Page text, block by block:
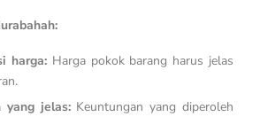
harga:Harga pokok barang harus jelas
yang jelas:Keuntungan yang diperoleh